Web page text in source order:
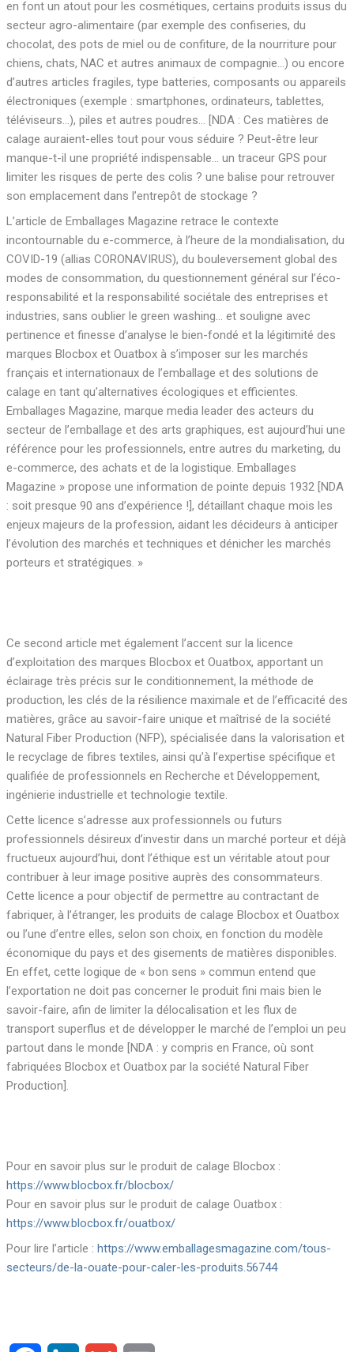
en font un atout pour les cosmétiques, certains produits issus du
secteur agro-alimentaire (par exemple des confiseries, du
chocolat, des pots de miel ou de confiture, de la nourriture pour
chiens, chats, NAC et autres animaux de compagnie…) ou encore
d’autres articles fragiles, type batteries, composants ou appareils
électroniques (exemple : smartphones, ordinateurs, tablettes,
téléviseurs…), piles et autres poudres… [NDA : Ces matières de
calage auraient-elles tout pour vous séduire ? Peut-être leur
manque-t-il une propriété indispensable… un traceur GPS pour
limiter les risques de perte des colis ? une balise pour retrouver
son emplacement dans l’entrepôt de stockage ?
L’article de Emballages Magazine retrace le contexte
incontournable du e-commerce, à l’heure de la mondialisation, du
COVID-19 (allias CORONAVIRUS), du bouleversement global des
modes de consommation, du questionnement général sur l’éco-
responsabilité et la responsabilité sociétale des entreprises et
industries, sans oublier le green washing… et souligne avec
pertinence et finesse d’analyse le bien-fondé et la légitimité des
marques Blocbox et Ouatbox à s’imposer sur les marchés
français et internationaux de l’emballage et des solutions de
calage en tant qu’alternatives écologiques et efficientes.
Emballages Magazine, marque media leader des acteurs du
secteur de l’emballage et des arts graphiques, est aujourd’hui une
référence pour les professionnels, entre autres du marketing, du
e-commerce, des achats et de la logistique. Emballages
Magazine » propose une information de pointe depuis 1932 [NDA
: soit presque 90 ans d’expérience !], détaillant chaque mois les
enjeux majeurs de la profession, aidant les décideurs à anticiper
l’évolution des marchés et techniques et dénicher les marchés
porteurs et stratégiques. »
Ce second article met également l’accent sur la licence
d’exploitation des marques Blocbox et Ouatbox, apportant un
éclairage très précis sur le conditionnement, la méthode de
production, les clés de la résilience maximale et de l’efficacité des
matières, grâce au savoir-faire unique et maîtrisé de la société
Natural Fiber Production (NFP), spécialisée dans la valorisation et
le recyclage de fibres textiles, ainsi qu’à l’expertise spécifique et
qualifiée de professionnels en Recherche et Développement,
ingénierie industrielle et technologie textile.
Cette licence s’adresse aux professionnels ou futurs
professionnels désireux d’investir dans un marché porteur et déjà
fructueux aujourd’hui, dont l’éthique est un véritable atout pour
contribuer à leur image positive auprès des consommateurs.
Cette licence a pour objectif de permettre au contractant de
fabriquer, à l’étranger, les produits de calage Blocbox et Ouatbox
ou l’une d’entre elles, selon son choix, en fonction du modèle
économique du pays et des gisements de matières disponibles.
En effet, cette logique de « bon sens » commun entend que
l’exportation ne doit pas concerner le produit fini mais bien le
savoir-faire, afin de limiter la délocalisation et les flux de
transport superflus et de développer le marché de l’emploi un peu
partout dans le monde [NDA : y compris en France, où sont
fabriquées Blocbox et Ouatbox par la société Natural Fiber
Production].
Pour en savoir plus sur le produit de calage Blocbox :
https://www.blocbox.fr/blocbox/
Pour en savoir plus sur le produit de calage Ouatbox :
https://www.blocbox.fr/ouatbox/
Pour lire l’article : https://www.emballagesmagazine.com/tous-
secteurs/de-la-ouate-pour-caler-les-produits.56744